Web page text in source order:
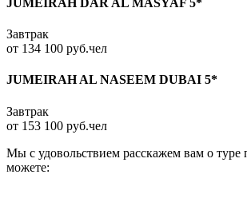
Завтрак
от 134 100 руб.чел
JUMEIRAH AL NASEEM DUBAI 5*
Завтрак
от 153 100 руб.чел
Мы с удовольствием расскажем вам о туре
можете: